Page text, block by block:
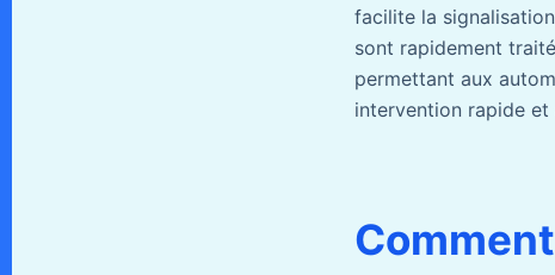
facilite la
sont rapidement
permettant aux
intervention rapide